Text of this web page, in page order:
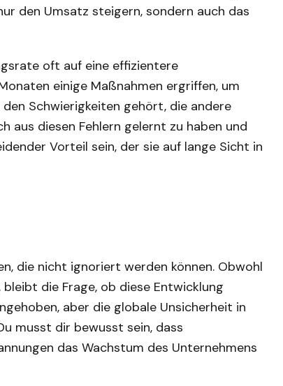
den Umsatz steigern, sondern auch das
oft auf eine effizientere
einige Maßnahmen ergriffen, um
Schwierigkeiten gehört, die andere
aus diesen Fehlern gelernt zu haben und
Vorteil sein, der sie auf lange Sicht in
die nicht ignoriert werden können. Obwohl
die Frage, ob diese Entwicklung
aber die globale Unsicherheit in
musst dir bewusst sein, dass
das Wachstum des Unternehmens